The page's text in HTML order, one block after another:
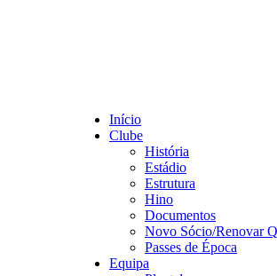
Início
Clube
História
Estádio
Estrutura
Hino
Documentos
Novo Sócio/Renovar
Passes de Época
Equipa